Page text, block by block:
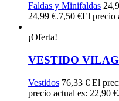
Faldas y Minifaldas
24,99 €.7,50 €El precio
¡Oferta!
VESTIDO
Vestidos 76,33€ El
precio actual es: 22,90 €.